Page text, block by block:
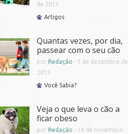
de 2015
Artigos
Quantas vezes, por dia,
passear com o seu cão
porRedação - 3 de dezembro de
2015
Você Sabia?
Veja o que leva o cão a
ficar obeso
porRedação - 18 de novembro